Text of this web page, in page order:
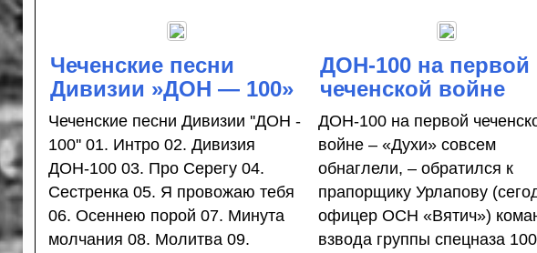
Чеченские песни
Дивизии »ДОН — 100»
Чеченские песни Дивизии ''ДОН -
100'' 01. Интро 02. Дивизия
ДОН-100 03. Про Серегу 04.
Сестренка 05. Я провожаю тебя
06. Осеннею порой 07. Минута
молчания 08. Молитва 09.
ДОН-100 на первой
чеченской войне
ДОН-100 на первой
войне – «Духи» совсем
обнаглели, – обратился к
прапорщику Урлапову
офицер ОСН «Вятич»)
взвода группы спецназа